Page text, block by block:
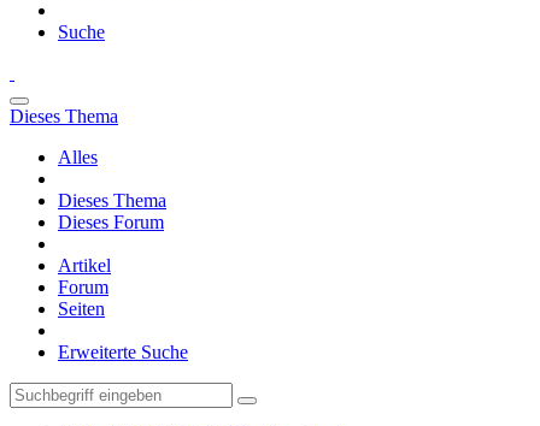
Suche
Dieses Thema
Alles
Dieses Thema
Dieses Forum
Artikel
Forum
Seiten
Erweiterte Suche